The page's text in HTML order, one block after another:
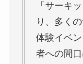
「サーキ
り、多く
体験イベ
者への間